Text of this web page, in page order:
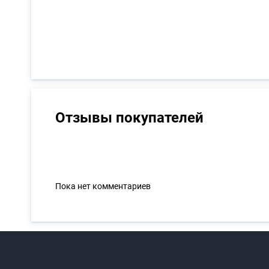
Отзывы покупателей
Пока нет комментариев